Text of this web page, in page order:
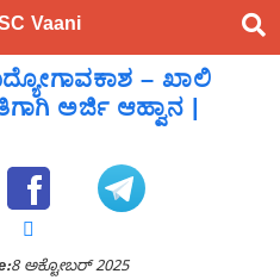
Vaani
– ಖಾಲಿ
ಅರ್ಜಿ ಆಹ್ವಾನ |
8 ಅಕ್ಟೋಬರ್ 2025